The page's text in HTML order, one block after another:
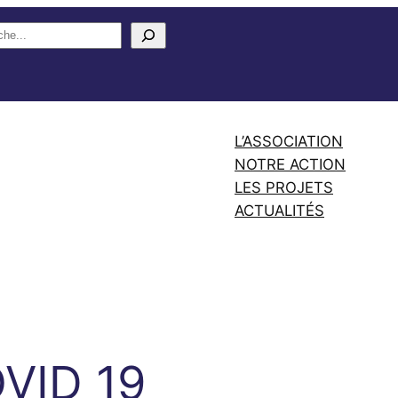
L’ASSOCIATION
NOTRE ACTION
LES PROJETS
ACTUALITÉS
19